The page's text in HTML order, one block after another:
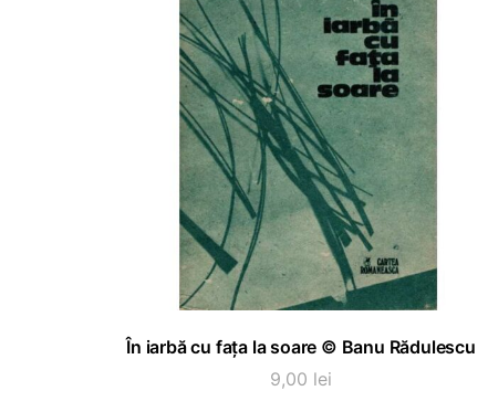
ADAUGĂ ÎN COȘ
În iarbă cu fața la soare © Banu Rădulescu
9,00 lei